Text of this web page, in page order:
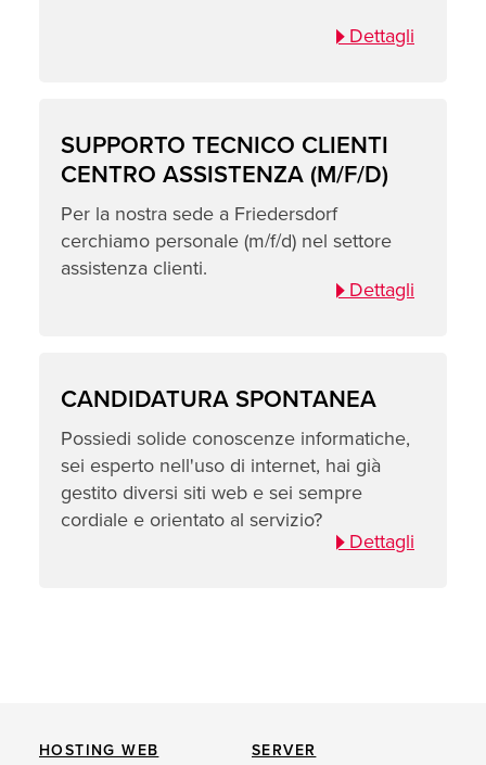
Dettagli
SUPPORTO TECNICO CLIENTI
CENTRO ASSISTENZA (M/F/D)
Per la nostra sede a Friedersdorf
cerchiamo personale (m/f/d) nel settore
assistenza clienti.
Dettagli
CANDIDATURA SPONTANEA
Possiedi solide conoscenze informatiche,
sei esperto nell'uso di internet, hai già
gestito diversi siti web e sei sempre
cordiale e orientato al servizio?
Dettagli
HOSTING WEB SERVER